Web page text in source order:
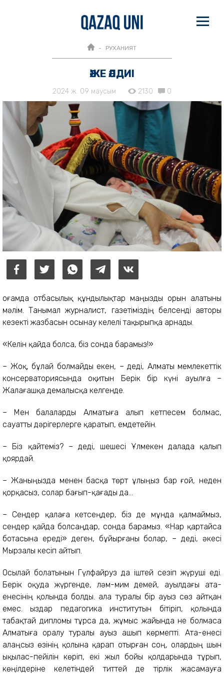
РУХАНИЯТ
ӘЖЕ ӘЛДИІ
2024 ж. 09 маусым 2130 0
Қоғамда отбасылық құндылықтар маңызды орын алатыны
мәлім. Танымал журналист, газетіміздің белсенді авторы
кезекті жазбасын осынау келелі тақырыпқа арнады.
«Келін қайда болса, біз сонда барамыз!»
– Жоқ, бұлай болмайды екен, – деді, Алматы мемлекеттік
консерваториясында оқитын Берік бір күні ауылға –
Жалағашқа демалысқа келгенде.
– Мен балаларды Алматыға алып кетпесем болмас,
сауатты дәрігерлерге қаратып, емдетейін.
– Біз қайтеміз? – деді, шешесі Ұлмекен далада қалып
қоярдай.
– Жаныңызда менен басқа төрт ұлыңыз бар ғой, неден
қорқасыз, солар бағып-қағады да...
– Сендер қалаға кетсеңдер, біз де мұнда қалмаймыз,
сендер қайда болсаңдар, сонда барамыз. «Нар қартайса
ботасына ереді» деген, бұйырғаны болар, – деді, әкесі
Мырзалы кесіп айтып.
Осылай болатынын Гүлфайруз да іштей сезіп жүруші еді.
Берік оқуда жүргенде, ләм-мим демей, ауылдағы ата-
енесінің қолында болды. Қала туралы бір ауыз сөз айтқан
емес. Қыздар педагогика институтын бітіріп, қолында
табақтай дипломы тұрса да, жұмыс жайында не болмаса
Алматыға оралу туралы ауыз ашып көрмепті. Ата-енесі
алаңсыз өзінің қолына қарап отырған соң, олардың шын
ықылас-пейілін көріп, екі жыл бойы қолдарында тұрып,
көңілдеріне келетіндей титтей де тірлік жасамауға